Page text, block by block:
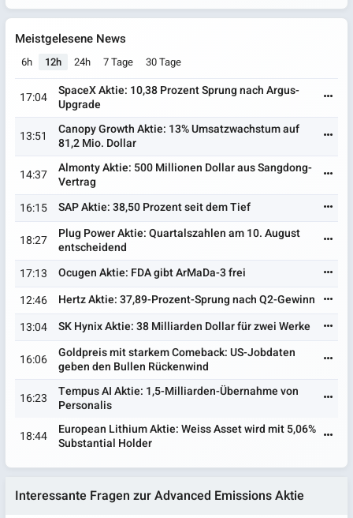
Meistgelesene News
6h 12h 24h 7 Tage 30 Tage
17:04
SpaceX Aktie: 10,38 Prozent Sprung nach Argus-
Upgrade
13:51
Canopy Growth Aktie: 13% Umsatzwachstum auf
81,2 Mio. Dollar
14:37
Almonty Aktie: 500 Millionen Dollar aus Sangdong-
Vertrag
16:15
SAP Aktie: 38,50 Prozent seit dem Tief
18:27
Plug Power Aktie: Quartalszahlen am 10. August
entscheidend
17:13
Ocugen Aktie: FDA gibt ArMaDa-3 frei
12:46
Hertz Aktie: 37,89-Prozent-Sprung nach Q2-Gewinn
13:04
SK Hynix Aktie: 38 Milliarden Dollar für zwei Werke
16:06
Goldpreis mit starkem Comeback: US-Jobdaten
geben den Bullen Rückenwind
16:23
Tempus AI Aktie: 1,5-Milliarden-Übernahme von
Personalis
18:44
European Lithium Aktie: Weiss Asset wird mit 5,06%
Substantial Holder
Interessante Fragen zur Advanced Emissions Aktie